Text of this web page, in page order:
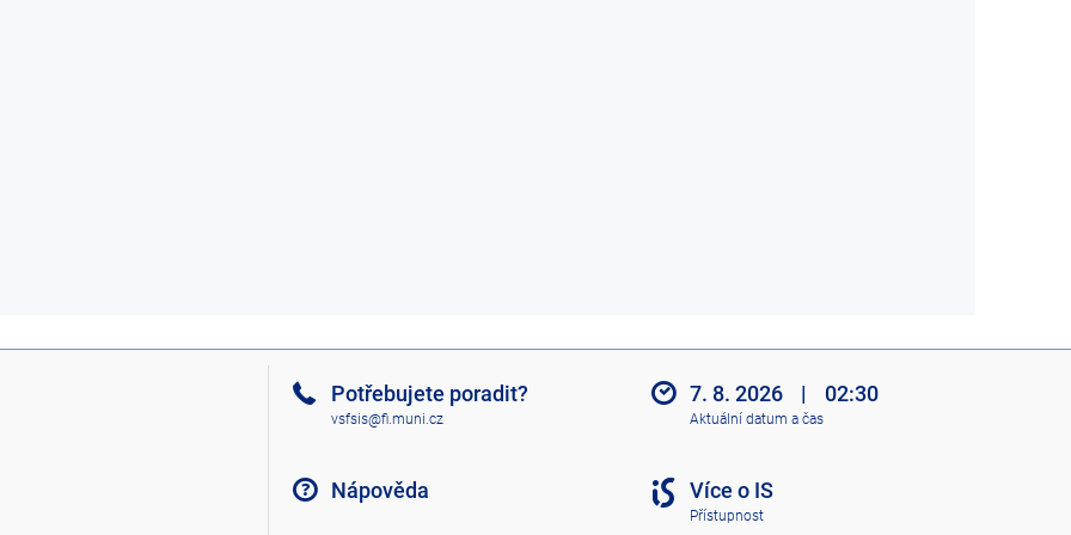
Potřebujete poradit?
vsfsis@fi.muni.cz
Nápověda
7. 8. 2026 | 02:30
Aktuální datum a čas
Více o IS
Přístupnost